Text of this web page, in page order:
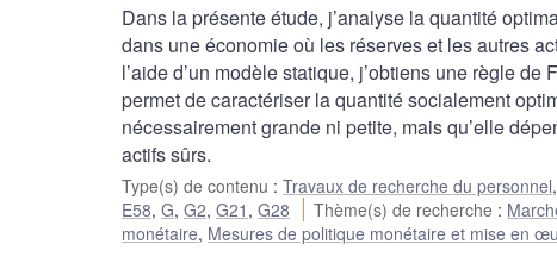
Dans la présente étude, j’analyse la quantité
dans une économie où les réserves et les autres
l’aide d’un modèle statique, j’obtiens une règle
permet de caractériser la quantité socialement
nécessairement grande ni petite, mais qu’elle
actifs sûrs.
Type(s) de contenu : Travaux de recherche du personnel,
E58, G, G2, G21 , G28 Thème(s) de recherche :
monétaire, Mesures de politique monétaire et mise en